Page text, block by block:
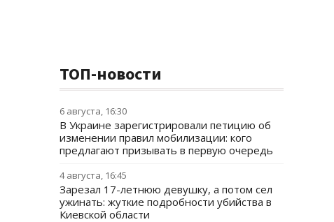
ТОП-новости
6 августа, 16:30
В Украине зарегистрировали петицию об
изменении правил мобилизации: кого
предлагают призывать в первую очередь
4 августа, 16:45
Зарезал 17-летнюю девушку, а потом сел
ужинать: жуткие подробности убийства в
Киевской области